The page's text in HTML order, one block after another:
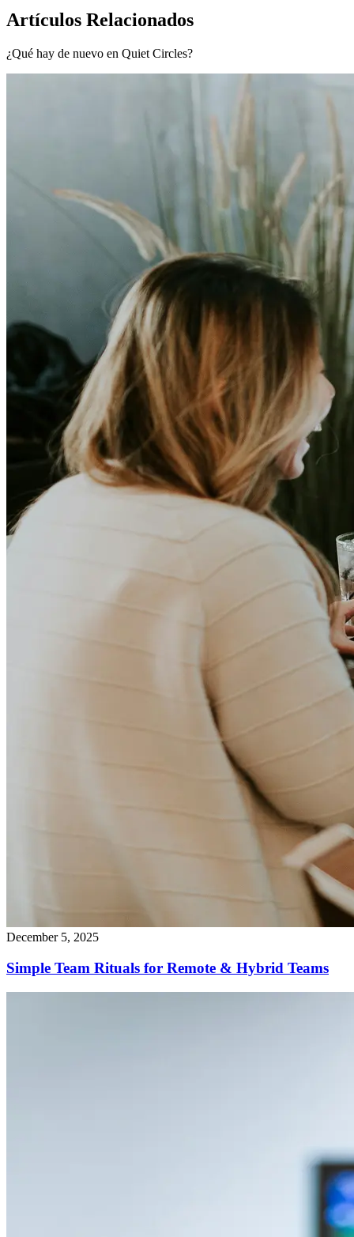
Artículos Relacionados
¿Qué hay de nuevo en Quiet Circles?
December 5, 2025
Simple Team Rituals for Remote & Hybrid Teams